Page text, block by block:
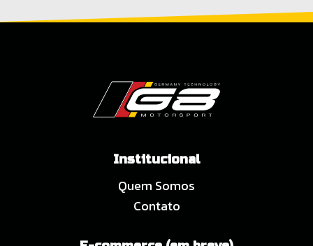
Institucional
Quem Somos
Contato